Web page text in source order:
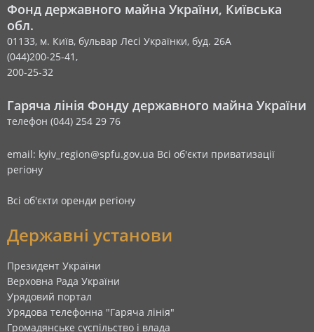
Фонд державного майна України, Київська
обл.
01133, м. Київ, бульвар Лесі Українки, буд. 26А
(044)200-25-41,
200-25-32
Гаряча лінія Фонду державного майна України
телефон (044) 254 29 76
email: kyiv_region@spfu.gov.ua Всі об'єкти приватизації
регіону
Всі об'єкти оренди регіону
Державні установи
Президент України
Верховна Рада України
Урядовий портал
Урядова телефонна "Гаряча лінія"
Громадянське суспільство і влада